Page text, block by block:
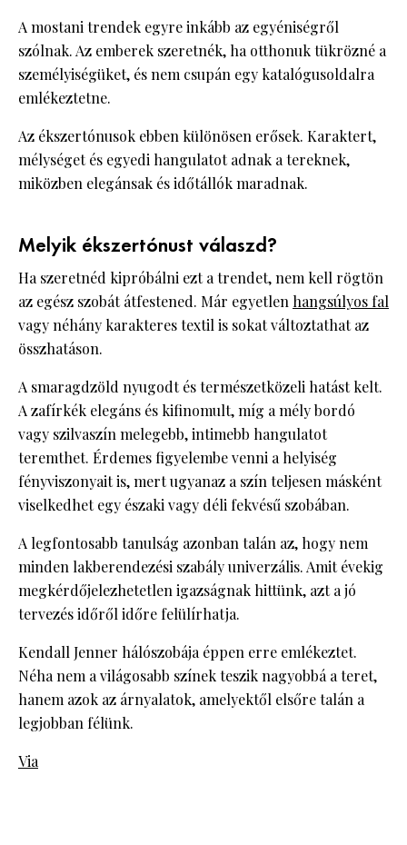
A mostani trendek egyre inkább az egyéniségről
szólnak. Az emberek szeretnék, ha otthonuk tükrözné a
személyiségüket, és nem csupán egy katalógusoldalra
emlékeztetne.
Az ékszertónusok ebben különösen erősek. Karaktert,
mélységet és egyedi hangulatot adnak a tereknek,
miközben elegánsak és időtállók maradnak.
Melyik ékszertónust válaszd?
Ha szeretnéd kipróbálni ezt a trendet, nem kell rögtön
az egész szobát átfestened. Már egyetlen hangsúlyos fal
vagy néhány karakteres textil is sokat változtathat az
összhatáson.
A smaragdzöld nyugodt és természetközeli hatást kelt.
A zafírkék elegáns és kifinomult, míg a mély bordó
vagy szilvaszín melegebb, intimebb hangulatot
teremthet. Érdemes figyelembe venni a helyiség
fényviszonyait is, mert ugyanaz a szín teljesen másként
viselkedhet egy északi vagy déli fekvésű szobában.
A legfontosabb tanulság azonban talán az, hogy nem
minden lakberendezési szabály univerzális. Amit évekig
megkérdőjelezhetetlen igazságnak hittünk, azt a jó
tervezés időről időre felülírhatja.
Kendall Jenner hálószobája éppen erre emlékeztet.
Néha nem a világosabb színek teszik nagyobbá a teret,
hanem azok az árnyalatok, amelyektől elsőre talán a
legjobban félünk.
Via